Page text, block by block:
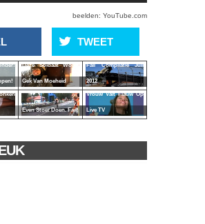
beelden: YouTube.com
TWEET
Deze Soldaat Wordt
Gek Van Moeheid
Fail Compilatie Juli
2012
Even Stoer Doen. Fail!
Vrouw Valt Flauw Op
Live TV